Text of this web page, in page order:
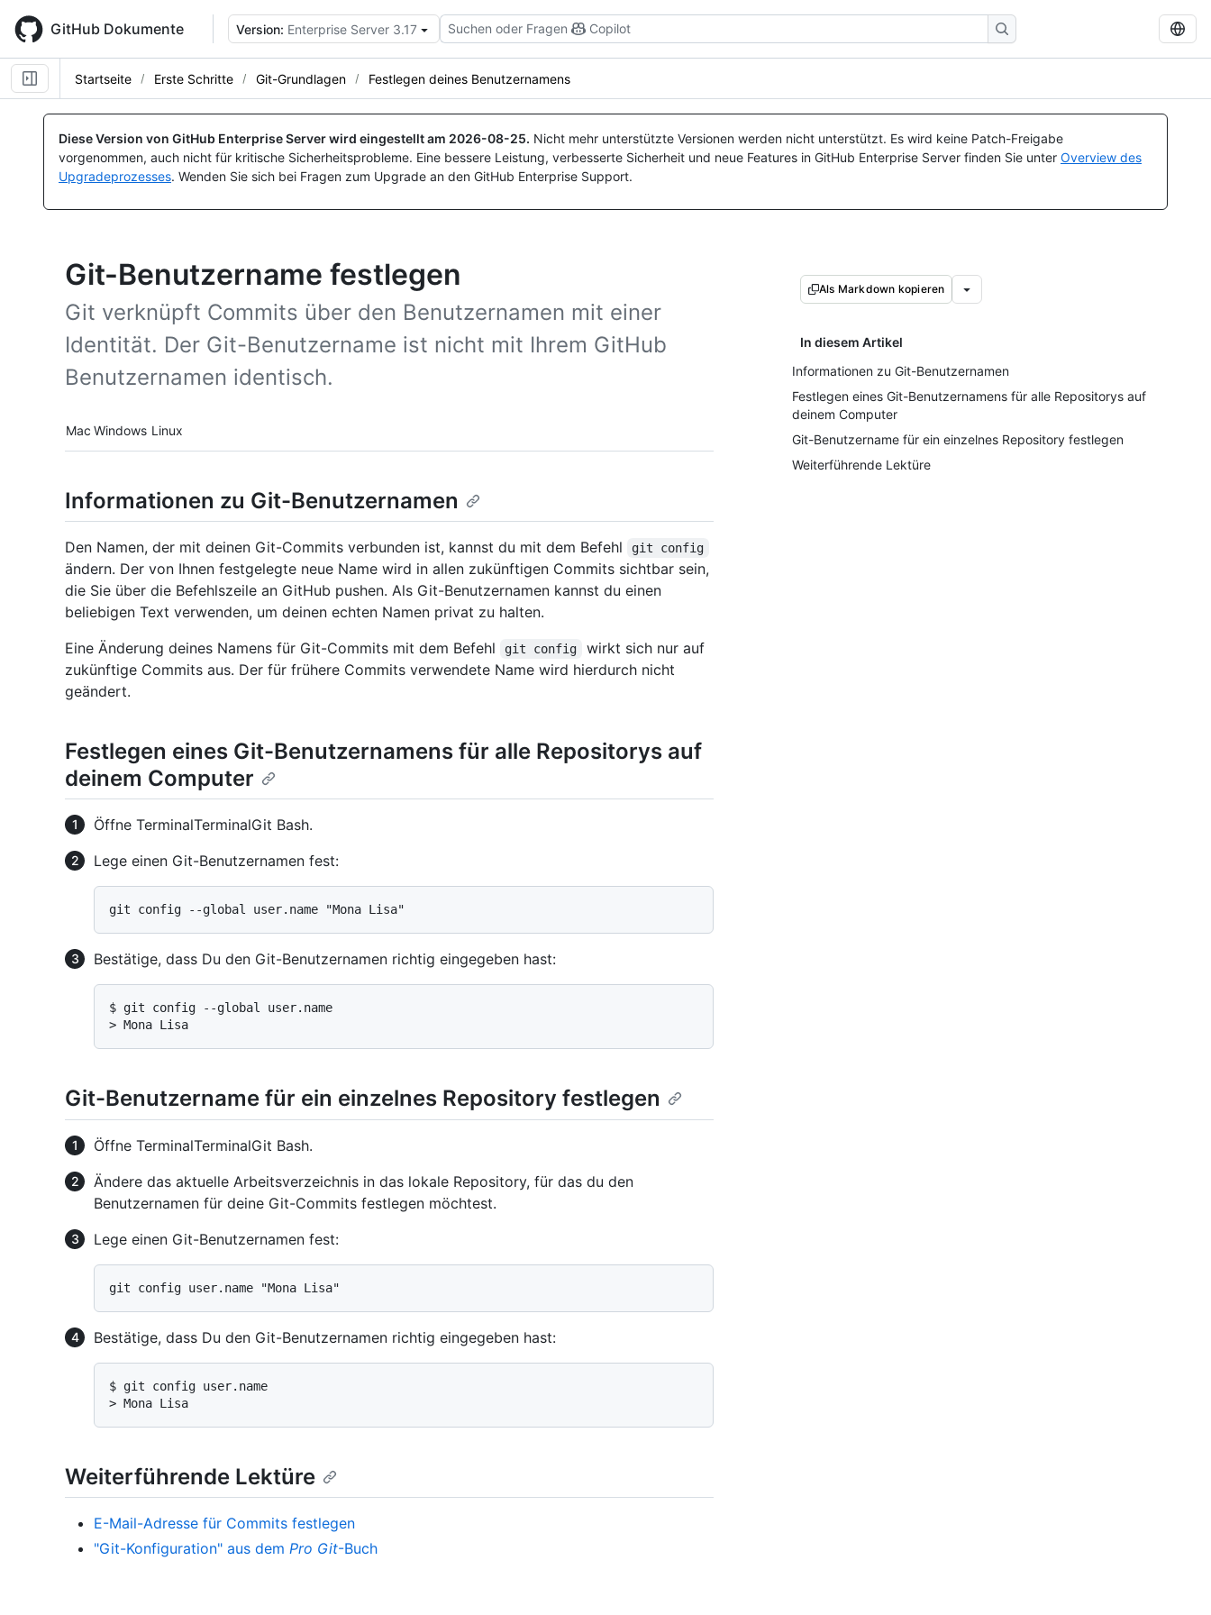
main
content
GitHub Dokumente Version: Enterprise Server 3.17 Suchen oder Fragen Copilot
Startseite Erste Schritte Git-Grundlagen Festlegen deines Benutzernamens
Diese Version von GitHub Enterprise Server wird eingestellt am 2026-08-25. Nicht mehr unterstützte Versionen werden nicht unterstützt. Es wird keine Patch-Freigabe
vorgenommen, auch nicht für kritische Sicherheitsprobleme. Eine bessere Leistung, verbesserte Sicherheit und neue Features in GitHub Enterprise Server finden Sie unter Overview des
Upgradeprozesses. Wenden Sie sich bei Fragen zum Upgrade an den GitHub Enterprise Support.
Git-Benutzername festlegen
Git verknüpft Commits über den Benutzernamen mit einer
Identität. Der Git-Benutzername ist nicht mit Ihrem GitHub
Benutzernamen identisch.
Platform navigation
Mac Windows Linux
Als Markdown kopieren
In diesem Artikel
Informationen zu Git-Benutzernamen
Festlegen eines Git-Benutzernamens für alle Repositorys auf
deinem Computer
Git-Benutzername für ein einzelnes Repository festlegen
Weiterführende Lektüre
Informationen zu Git-Benutzernamen
Den Namen, der mit deinen Git-Commits verbunden ist, kannst du mit dem Befehl git config
ändern. Der von Ihnen festgelegte neue Name wird in allen zukünftigen Commits sichtbar sein,
die Sie über die Befehlszeile an GitHub pushen. Als Git-Benutzernamen kannst du einen
beliebigen Text verwenden, um deinen echten Namen privat zu halten.
Eine Änderung deines Namens für Git-Commits mit dem Befehl
git config
wirkt sich nur auf
zukünftige Commits aus. Der für frühere Commits verwendete Name wird hierdurch nicht
geändert.
Festlegen eines Git-Benutzernamens für alle Repositorys auf
deinem Computer
Öffne TerminalTerminalGit Bash.
Lege einen Git-Benutzernamen fest:
Bestätige, dass Du den Git-Benutzernamen richtig eingegeben hast:
$ git config --global user.name
> Mona Lisa
Git-Benutzername für ein einzelnes Repository festlegen
Öffne TerminalTerminalGit Bash.
Ändere das aktuelle Arbeitsverzeichnis in das lokale Repository, für das du den
Benutzernamen für deine Git-Commits festlegen möchtest.
Lege einen Git-Benutzernamen fest:
Bestätige, dass Du den Git-Benutzernamen richtig eingegeben hast:
$ git config user.name
> Mona Lisa
Weiterführende Lektüre
E-Mail-Adresse für Commits festlegen
"Git-Konfiguration" aus dem Pro Git-Buch